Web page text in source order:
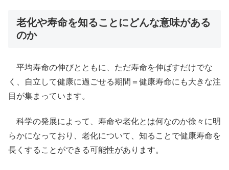
老化や寿命を知ることにどんな意味がある
のか
平均寿命の伸びとともに、ただ寿命を伸ばすだけでな
く、自立して健康に過ごせる期間＝健康寿命にも大きな注
目が集まっています。
科学の発展によって、寿命や老化とは何なのか徐々に明
らかになっており、老化について、知ることで健康寿命を
長くすることができる可能性があります。